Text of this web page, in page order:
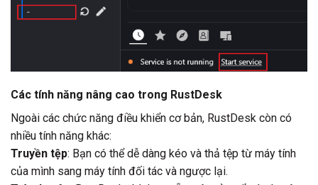
Các tính năng nâng cao trong RustDesk
Ngoài các chức năng điều khiển cơ bản, RustDesk còn có
nhiều tính năng khác:
Truyền tệp: Bạn có thể dễ dàng kéo và thả tệp từ máy tính
của mình sang máy tính đối tác và ngược lại.